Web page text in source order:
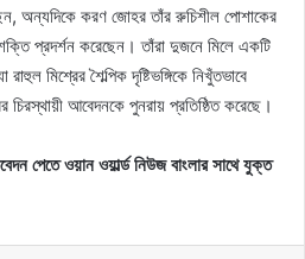
অন্যদিকে করণ জোহর তাঁর রুচিশীল পোশাকের
প্রদর্শন করেছেন। তাঁরা দুজনে মিলে একটি
মিশ্রের শৈল্পিক দৃষ্টিভঙ্গিকে নিখুঁতভাবে
আবেদনকে পুনরায় প্রতিষ্ঠিত করেছে।
পেতে ওয়ান ওয়ার্ল্ড নিউজ বাংলার সাথে যুক্ত